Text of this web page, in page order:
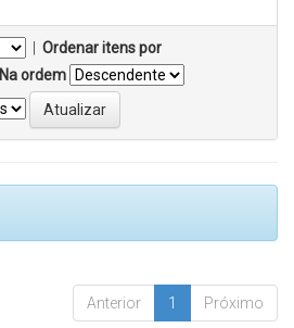
Ordenar itens por
Na ordem
Anterior 1 Próximo